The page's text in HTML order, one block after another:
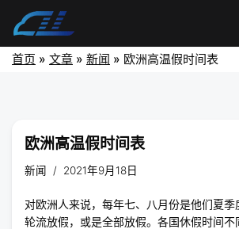
首页 » 文章 » 新闻 » 欧洲高温假时间表
欧洲高温假时间表
新闻 2021年9月18日
对欧洲人来说，每年七、八月份是他们夏
轮流放假，或是全部放假。各国休假时间不